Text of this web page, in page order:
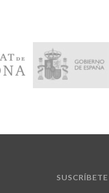
SUSCRÍBETE